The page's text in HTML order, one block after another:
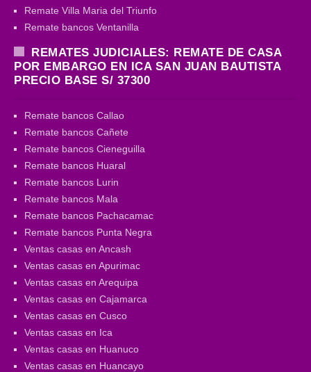
Remate Villa Maria del Triunfo
Remate bancos Ventanilla
REMATES JUDICIALES: REMATE DE CASA
POR EMBARGO EN ICA SAN JUAN BAUTISTA
PRECIO BASE S/ 37300
Remate bancos Callao
Remate bancos Cañete
Remate bancos Cieneguilla
Remate bancos Huaral
Remate bancos Lurin
Remate bancos Mala
Remate bancos Pachacamac
Remate bancos Punta Negra
Ventas casas en Ancash
Ventas casas en Apurimac
Ventas casas en Arequipa
Ventas casas en Cajamarca
Ventas casas en Cusco
Ventas casas en Ica
Ventas casas en Huanuco
Ventas casas en Huancayo